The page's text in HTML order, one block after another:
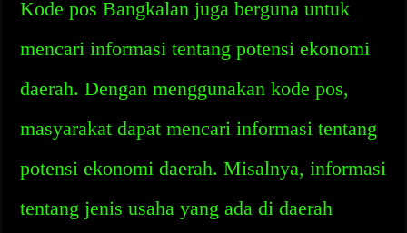
Kode pos Bangkalan juga berguna untuk
mencari informasi tentang potensi ekonomi
daerah. Dengan menggunakan kode pos,
masyarakat dapat mencari informasi tentang
potensi ekonomi daerah. Misalnya, informasi
tentang jenis usaha yang ada di daerah